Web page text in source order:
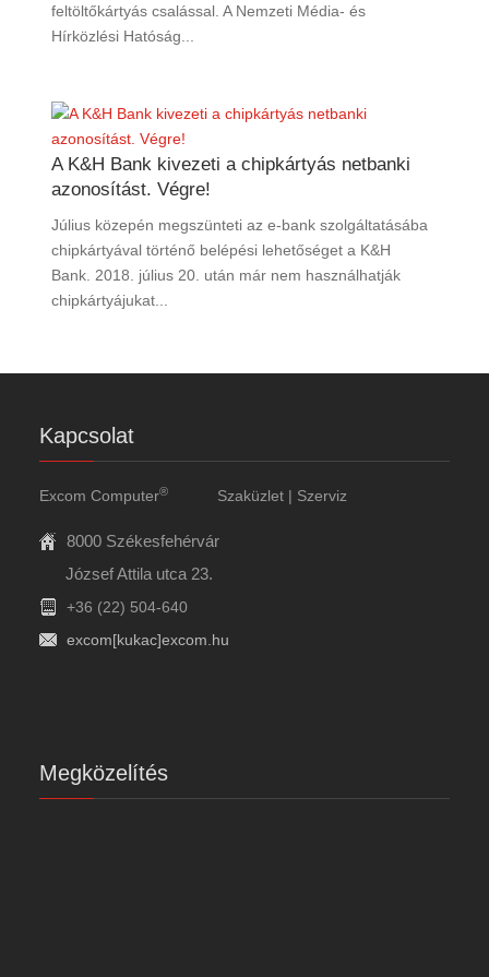
feltöltőkártyás csalással. A Nemzeti Média- és
Hírközlési Hatóság...
A K&H Bank kivezeti a chipkártyás netbanki
azonosítást. Végre!
Július közepén megszünteti az e-bank szolgáltatásába
chipkártyával történő belépési lehetőséget a K&H
Bank. 2018. július 20. után már nem használhatják
chipkártyájukat...
Kapcsolat
Excom Computer® Szaküzlet | Szerviz
8000 Székesfehérvár
József Attila utca 23.
+36 (22) 504-640
excom[kukac]excom.hu
Megközelítés